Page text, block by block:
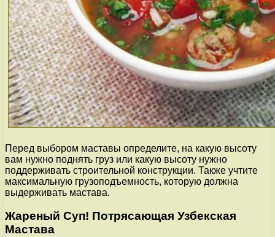
Перед выбором маставы определите, на какую высоту
вам нужно поднять груз или какую высоту нужно
поддерживать строительной конструкции. Также учтите
максимальную грузоподъемность, которую должна
выдерживать мастава.
Жареный Суп! Потрясающая Узбекская
Мастава